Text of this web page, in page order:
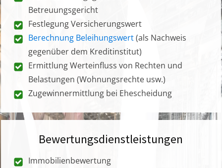
Betreuungsgericht
Festlegung Versicherungswert
Berechnung Beleihungswert(als Nachweis
gegenüber dem Kreditinstitut)
Ermittlung Werteinfluss von Rechten und
Belastungen (Wohnungsrechte usw.)
Zugewinnermittlung bei Ehescheidung
Bewertungsdienstleistungen
Immobilienbewertung